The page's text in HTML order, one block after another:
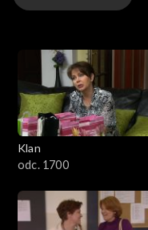
4601–4700
4501–4600
4401–4500
4301–4400
Klan
odc. 1700